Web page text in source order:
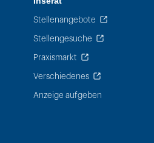
Stellenangebote
Stellengesuche
Praxismarkt
Verschiedenes
Anzeige aufgeben